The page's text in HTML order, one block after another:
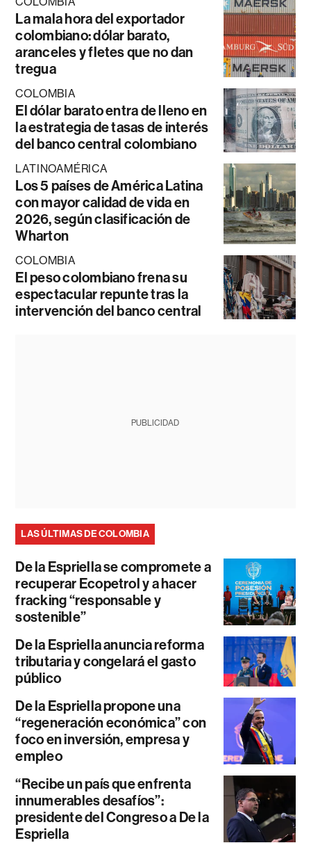
La mala hora del exportador
colombiano: dólar barato,
aranceles y fletes que no dan
tregua
COLOMBIA
El dólar barato entra de lleno en
la estrategia de tasas de interés
del banco central colombiano
LATINOAMÉRICA
Los 5 países de América Latina
con mayor calidad de vida en
2026, según clasificación de
Wharton
COLOMBIA
El peso colombiano frena su
espectacular repunte tras la
intervención del banco central
PUBLICIDAD
LAS ÚLTIMAS DE COLOMBIA
De la Espriella se compromete a
recuperar Ecopetrol y a hacer
fracking “responsable y
sostenible”
De la Espriella anuncia reforma
tributaria y congelará el gasto
público
De la Espriella propone una
“regeneración económica” con
foco en inversión, empresa y
empleo
“Recibe un país que enfrenta
innumerables desafíos”:
presidente del Congreso a De la
Espriella